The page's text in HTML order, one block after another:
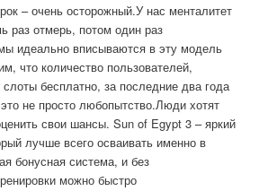
– очень осторожный.У нас менталитет
раз отмерь, потом один раз
идеально вписываются в эту модель
что количество пользователей,
бесплатно, за последние два года
не просто любопытство.Люди хотят
свои шансы. Sun of Egypt 3 – яркий
лучше всего осваивать именно в
бонусная система, и без
можно быстро